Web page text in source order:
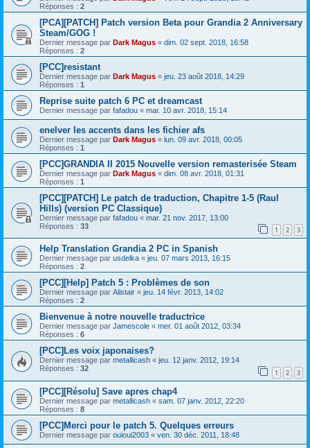
Réponses : 2
[PCA][PATCH] Patch version Beta pour Grandia 2 Anniversary
Steam/GOG !
Dernier message par Dark Magus « dim. 02 sept. 2018, 16:58
Réponses : 2
[PCC]resistant
Dernier message par Dark Magus « jeu. 23 août 2018, 14:29
Réponses : 1
Reprise suite patch 6 PC et dreamcast
Dernier message par fafadou « mar. 10 avr. 2018, 15:14
enelver les accents dans les fichier afs
Dernier message par Dark Magus « lun. 09 avr. 2018, 00:05
Réponses : 1
[PCC]GRANDIA II 2015 Nouvelle version remasterisée Steam
Dernier message par Dark Magus « dim. 08 avr. 2018, 01:31
Réponses : 1
[PCC][PATCH] Le patch de traduction, Chapitre 1-5 (Raul
Hills) (version PC Classique)
Dernier message par fafadou « mar. 21 nov. 2017, 13:00
Réponses : 33 1 2 3
Help Translation Grandia 2 PC in Spanish
Dernier message par usdelka « jeu. 07 mars 2013, 16:15
Réponses : 2
[PCC][Help] Patch 5 : Problèmes de son
Dernier message par Alistair « jeu. 14 févr. 2013, 14:02
Réponses : 2
Bienvenue à notre nouvelle traductrice
Dernier message par Jamescole « mer. 01 août 2012, 03:34
Réponses : 6
[PCC]Les voix japonaises?
Dernier message par metallicash « jeu. 12 janv. 2012, 19:14
Réponses : 32 1 2 3
[PCC][Résolu] Save apres chap4
Dernier message par metallicash « sam. 07 janv. 2012, 22:20
Réponses : 8
[PCC]Merci pour le patch 5. Quelques erreurs
Dernier message par ouioui2003 « ven. 30 déc. 2011, 18:48